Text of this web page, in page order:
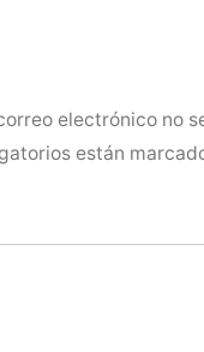
electrónico no
están